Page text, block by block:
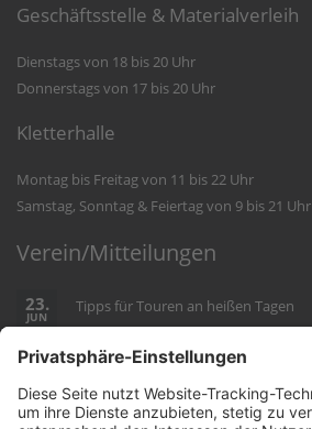
Geschäftsstelle & Materialverleih
Dienstags von 18 bis 20 Uhr
Donnerstags von 17 bis 20 Uhr
Kletterhalle
Montag bis Freitag von 11 bis 22 Uhr
Samstag, Sonntag & Feiertag von 9 bis 21 Uhr
Verein/Mitteilungen
23.
JUN
Tipps für Touren an heißen Tagen
22.
JUN
Geänderte Einladung zur MV 2026
22.
MAI
JDAV Hessen Sommercamp